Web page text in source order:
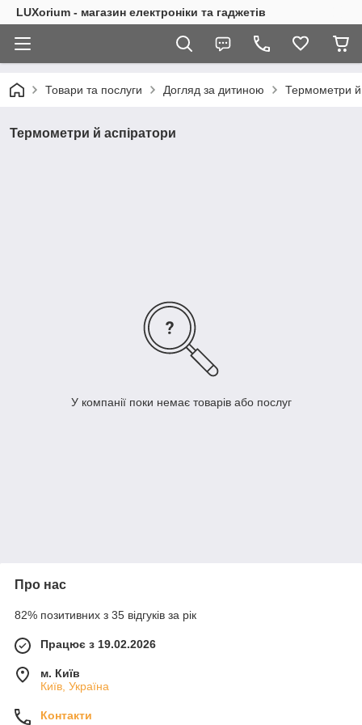
LUXorium - магазин електроніки та гаджетів
Товари та послуги Догляд за дитиною Термометри й
Термометри й аспіратори
У компанії поки немає товарів або послуг
Про нас
82% позитивних з 35 відгуків за рік
Працює з 19.02.2026
м. Київ
Київ, Україна
Контакти